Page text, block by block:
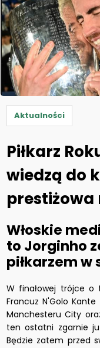
Aktualności
Piłkarz
wiedzą do
Włoskie
to Jorginho
piłkarzem w
W finałowej trójce o
Francuz N'Golo
Manchesteru City
ten ostatni zgarnie
Będzie zatem przed